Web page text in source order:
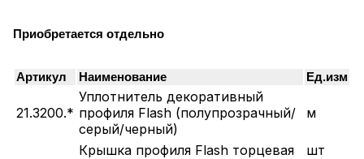
Приобретается отдельно
Артикул Наименование Ед.изм
21.3200.*
Уплотнитель декоративный
профиля Flash (полупрозрачный/
серый/черный)
м
Крышка профиля Flash торцевая шт